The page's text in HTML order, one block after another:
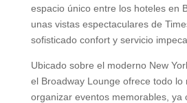
espacio único entre los hoteles en
unas vistas espectaculares de
sofisticado confort y servicio
Ubicado sobre el moderno New
el Broadway Lounge ofrece todo lo
organizar eventos memorables,